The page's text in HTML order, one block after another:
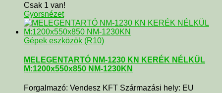
Csak 1 van!
Gyorsnézet
Gépek eszközök (R10)
MELEGENTARTÓ NM-1230 KN KERÉK NÉLKÜL
M:1200x550x850 NM-1230KN
Forgalmazó: Vendesz KFT Származási hely: EU